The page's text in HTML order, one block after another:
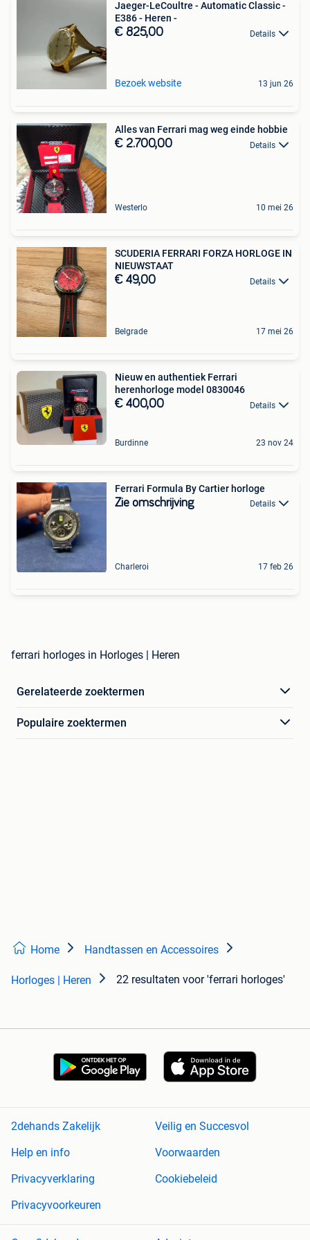
Jaeger-LeCoultre - Automatic Classic -
E386 - Heren -
€ 825,00 Details
Bezoek website 13 jun 26
Alles van Ferrari mag weg einde hobbie
€ 2.700,00 Details
Westerlo 10 mei 26
SCUDERIA FERRARI FORZA HORLOGE IN
NIEUWSTAAT
€ 49,00 Details
Belgrade 17 mei 26
Nieuw en authentiek Ferrari
herenhorloge model 0830046
€ 400,00 Details
Burdinne 23 nov 24
Ferrari Formula By Cartier horloge
Zie omschrijving Details
Charleroi 17 feb 26
ferrari horloges in Horloges | Heren
Gerelateerde zoektermen
Populaire zoektermen
Home Handtassen en Accessoires
Horloges | Heren 22 resultaten voor 'ferrari horloges'
2dehands Zakelijk
Veilig en Succesvol
Help en info
Voorwaarden
Privacyverklaring
Cookiebeleid
Privacyvoorkeuren